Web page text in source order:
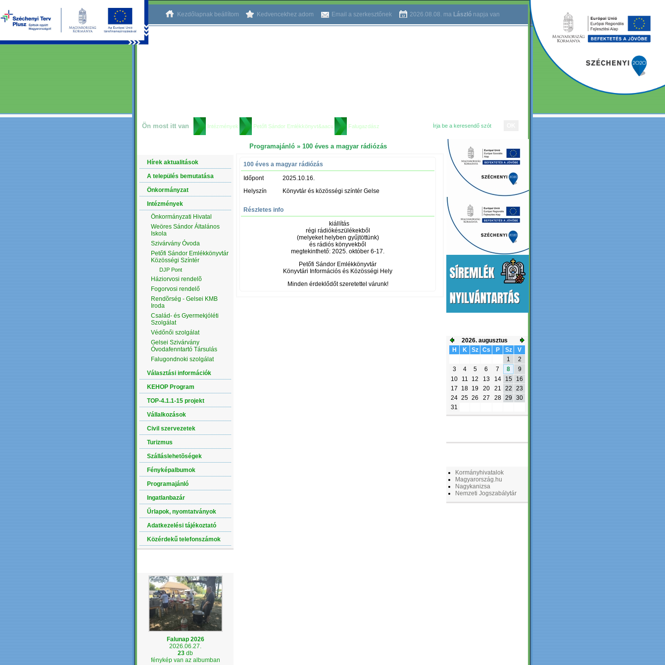
Kezdőlapnak beállítom Kedvencekhez adom Email a szerkesztőnek 2026.08.08. ma Lászlónapja van
Ön most itt van Intézmények Petőfi Sándor Emlékkönyvt&aacu Falugazdász
Hírek aktualitások
A település bemutatása
Önkormányzat
Intézmények
Önkormányzati Hivatal
Weöres Sándor Általános
Iskola
Szivárvány Óvoda
Petőfi Sándor Emlékkönyvtár
Közösségi Színtér
DJP Pont
Háziorvosi rendelõ
Fogorvosi rendelő
Rendõrség - Gelsei KMB
Iroda
Család- és Gyermekjóléti
Szolgálat
Védőnői szolgálat
Gelsei Szivárvány
Óvodafenntartó Társulás
Falugondnoki szolgálat
Választási információk
KEHOP Program
TOP-4.1.1-15 projekt
Vállalkozások
Civil szervezetek
Turizmus
Szálláslehetõségek
Fényképalbumok
Programajánló
Ingatlanbazár
Űrlapok, nyomtatványok
Adatkezelési tájékoztató
Közérdekű telefonszámok
Falunap 2026
2026.06.27.
23 db
fénykép van az albumban
Programajánló » 100 éves a magyar rádiózás
100 éves a magyar rádiózás
Időpont
2025.10.16.
Helyszín
Könyvtár és közösségi színtér Gelse
Részletes info
kiállítás
régi rádiókészülékekből
(melyeket helyben gyűjtöttünk)
és rádiós könyvekből
megtekinthető: 2025. október 6-17.
Petőfi Sándor Emlékkönyvtár
Könyvtári Információs és Közösségi Hely
Minden érdeklődőt szeretettel várunk!
2026. augusztus
H
K Sz Cs P Sz
V
1
2
3
4 5 6 7 8
9
10
11 12 13 14 15
16
17
18 19 20 21 22
23
24 25 26 27 28 29
30
31
Kormányhivatalok
Magyarország.hu
Nagykanizsa
Nemzeti Jogszabálytár